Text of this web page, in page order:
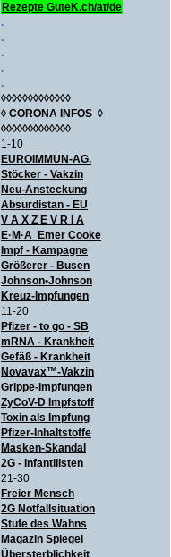
Rezepte GuteK.ch/at/de
.
.
.
.
.
◊◊◊◊◊◊◊◊◊◊◊◊◊
◊ CORONA INFOS ◊
◊◊◊◊◊◊◊◊◊◊◊◊◊
1-10
EUROIMMUN-AG.
Stöcker - Vakzin
Neu-Ansteckung
Absurdistan - EU
V A X Z E V R I A
E·M·A Emer Cooke
Impf - Kampagne
Größerer - Busen
Johnson•Johnson
Kreuz-Impfungen
11-20
Pfizer - to go - SB
mRNA - Krankheit
Gefäß - Krankheit
Novavax™-Vakzin
Grippe-Impfungen
ZyCoV-D Impfstoff
Toxin als Impfung
Pfizer-Inhaltstoffe
Masken-Skandal
2G - Infantilisten
21-30
Freier Mensch
2G Notfallsituation
Stufe des Wahns
Magazin Spiegel
Übersterblichkeit